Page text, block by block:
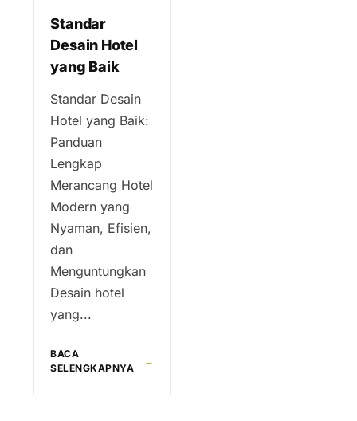
Standar
Desain Hotel
yang Baik
Standar Desain
Hotel yang Baik:
Panduan
Lengkap
Merancang Hotel
Modern yang
Nyaman, Efisien,
dan
Menguntungkan
Desain hotel
yang...
BACA
SELENGKAPNYA
→